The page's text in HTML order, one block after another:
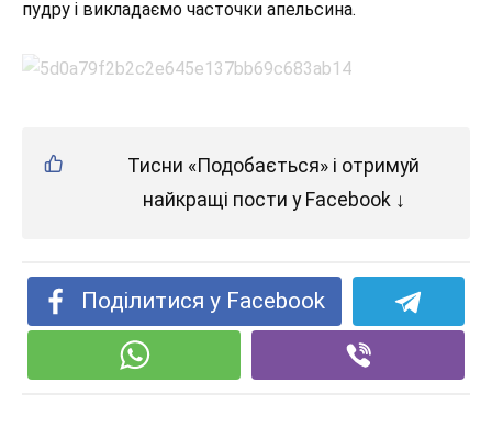
пудру і викладаємо часточки апельсина.
Тисни «Подобається» і отримуй
найкращі пости у Facebook ↓
Поділитися у Facebook